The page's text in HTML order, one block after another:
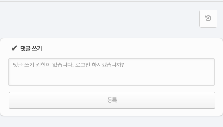
✔ 댓글 쓰기
댓글 쓰기 권한이 없습니다. 로그인 하시겠습니까?